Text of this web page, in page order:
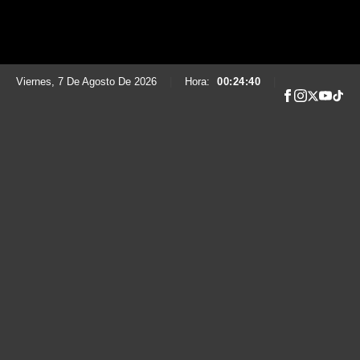
Viernes, 7 De Agosto De 2026 Hora: 00:24:41